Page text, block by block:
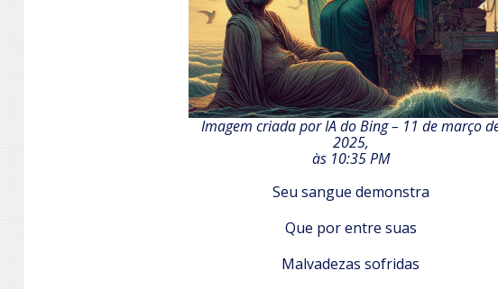
Imagem criada por IA do Bing – 11 de março
2025,
às 10:35 PM
Seu sangue demonstra
Que por entre suas
Malvadezas sofridas